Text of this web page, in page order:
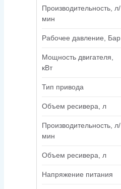
Производительность, л/
мин
Рабочее давление, Бар
Мощность двигателя,
кВт
Тип привода
Объем ресивера, л
Производительность, л/
мин
Объем ресивера, л
Напряжение питания